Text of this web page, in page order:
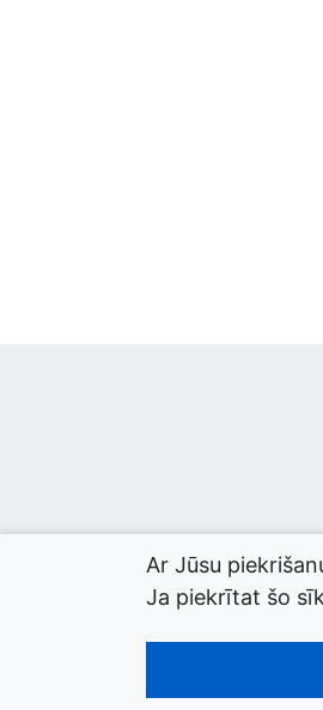
© 2026 termini.gov.lv.
Ar Jūsu
Ja piekrītat šo